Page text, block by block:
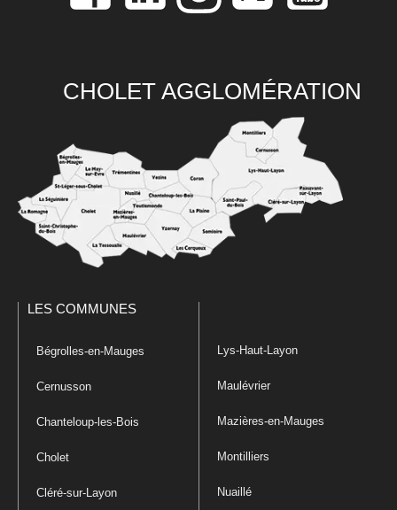
CHOLET AGGLOMÉRATION
LES COMMUNES
Bégrolles-en-Mauges
Cernusson
Chanteloup-les-Bois
Cholet
Cléré-sur-Layon
Lys-Haut-Layon
Maulévrier
Mazières-en-Mauges
Montilliers
Nuaillé